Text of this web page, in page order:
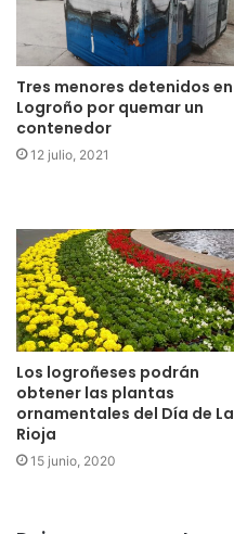
Tres menores detenidos en
Logroño por quemar un
contenedor
12 julio, 2021
Los logroñeses podrán
obtener las plantas
ornamentales del Día de La
Rioja
15 junio, 2020